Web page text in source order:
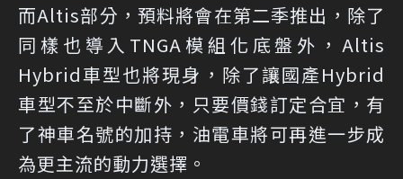
而Altis部分，預料將會在第二季推出，除了
同樣也導入TNGA模組化底盤外，Altis
Hybrid車型也將現身，除了讓國產Hybrid
車型不至於中斷外，只要價錢訂定合宜，有
了神車名號的加持，油電車將可再進一步成
為更主流的動力選擇。